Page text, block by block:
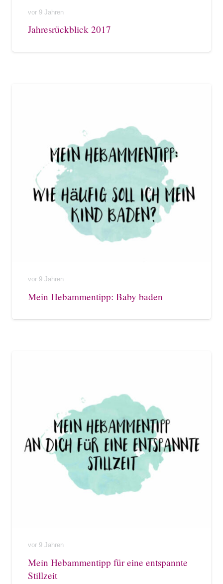
vor 9 Jahren
Jahresrückblick 2017
vor 9 Jahren
Mein Hebammentipp: Baby baden
vor 9 Jahren
Mein Hebammentipp für eine entspannte
Stillzeit